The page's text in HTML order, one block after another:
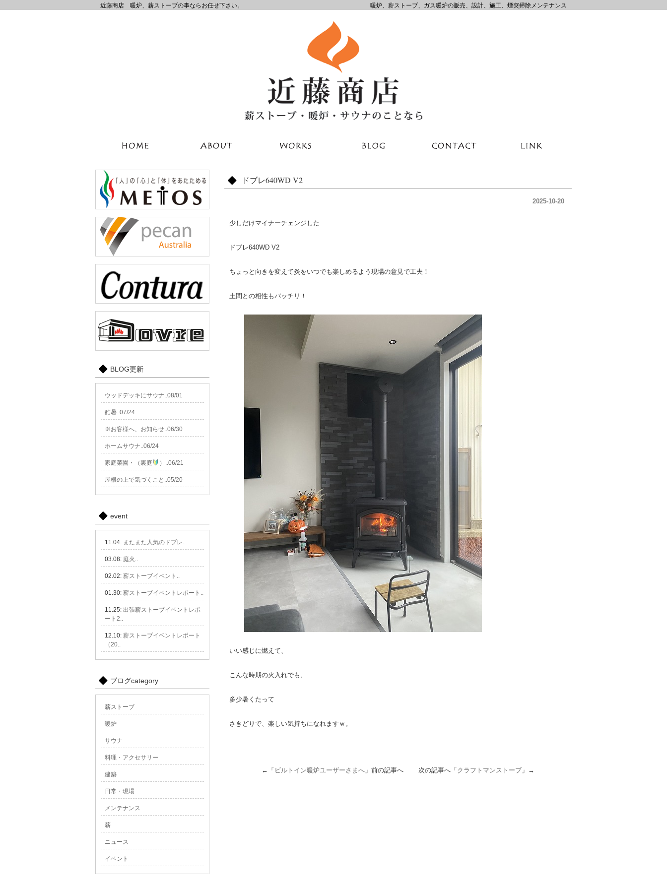
近藤商店 暖炉、薪ストーブの事ならお任せ下さい。 暖炉、薪ストーブ、ガス暖炉の販売、設計、施工、煙突掃除メンテナンス
ドブレ640WD V2
2025-10-20
少しだけマイナーチェンジした
ドブレ640WD V2
ちょっと向きを変えて炎をいつでも楽しめるよう現場の意見で工夫！
土間との相性もバッチリ！
いい感じに燃えて、
こんな時期の火入れでも、
多少暑くたって
さきどりで、楽しい気持ちになれますｗ。
←「 ビルトイン暖炉ユーザーさまへ 」前の記事へ 次の記事へ「 クラフトマンストーブ 」→
BLOG更新
ウッドデッキにサウナ..08/01
酷暑..07/24
※お客様へ、お知らせ..06/30
ホームサウナ..06/24
家庭菜園・（裏庭 ）..06/21
屋根の上で気づくこと..05/20
event
11.04: またまた人気のドブレ..
03.08: 庭火..
02.02: 薪ストーブイベント..
01.30: 薪ストーブイベントレポート..
11.25: 出張薪ストーブイベントレポ
ート2..
12.10: 薪ストーブイベントレポート
（20..
ブログcategory
薪ストーブ
暖炉
サウナ
料理・アクセサリー
建築
日常・現場
メンテナンス
薪
ニュース
イベント